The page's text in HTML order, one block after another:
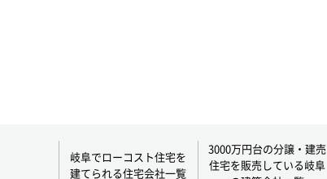
岐阜でローコスト住宅を
建てられる住宅会社一覧
3000万円台の分譲・建売
住宅を販売している岐阜